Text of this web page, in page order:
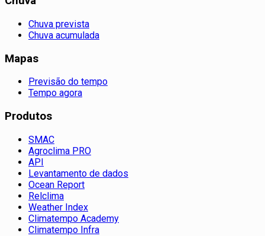
Chuva prevista
Chuva acumulada
Mapas
Previsão do tempo
Tempo agora
Produtos
SMAC
Agroclima PRO
API
Levantamento de dados
Ocean Report
Relclima
Weather Index
Climatempo Academy
Climatempo Infra